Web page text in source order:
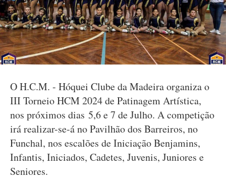
O H.C.M. - Hóquei Clube da Madeira organiza o
III Torneio HCM 2024 de Patinagem Artística,
nos próximos dias 5,6 e 7 de Julho. A competição
irá realizar-se-á no Pavilhão dos Barreiros, no
Funchal, nos escalões de Iniciação Benjamins,
Infantis, Iniciados, Cadetes, Juvenis, Juniores e
Seniores.